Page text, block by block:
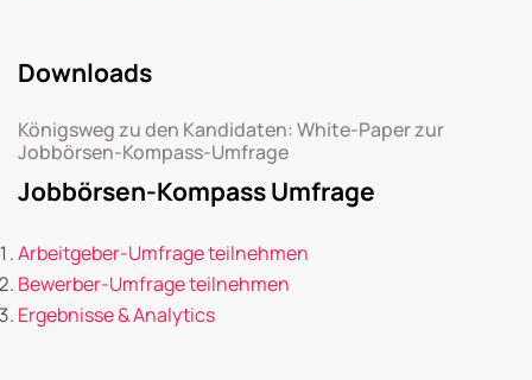
Downloads
Königsweg zu den Kandidaten: White-Paper zur
Jobbörsen-Kompass-Umfrage
Jobbörsen-Kompass Umfrage
Arbeitgeber-Umfrage teilnehmen
Bewerber-Umfrage teilnehmen
Ergebnisse & Analytics